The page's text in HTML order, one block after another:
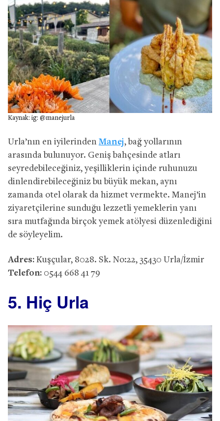
Kaynak: ig: @manejurla
Urla’nın en iyilerinden Manej, bağ yollarının
arasında bulunuyor. Geniş bahçesinde atları
seyredebileceğiniz, yeşilliklerin içinde ruhunuzu
dinlendirebileceğiniz bu büyük mekan, aynı
zamanda otel olarak da hizmet vermekte. Manej’in
ziyaretçilerine sunduğu lezzetli yemeklerin yanı
sıra mutfağında birçok yemek atölyesi düzenlediğini
de söyleyelim.
Adres: Kuşçular, 8028. Sk. No:22, 35430 Urla/İzmir
Telefon: 0544 668 41 79
5. Hiç Urla